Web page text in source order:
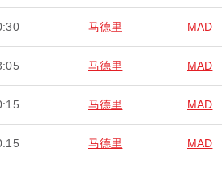
马德里 MAD
马德里 MAD
马德里 MAD
马德里 MAD